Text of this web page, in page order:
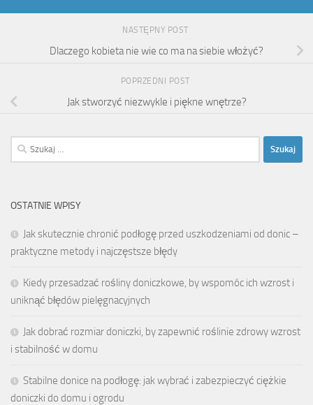
NASTĘPNY POST
Dlaczego kobieta nie wie co ma na siebie włożyć?
POPRZEDNI POST
Jak stworzyć niezwykle i piękne wnętrze?
Szukaj:
OSTATNIE WPISY
Jak skutecznie chronić podłogę przed uszkodzeniami od donic –
praktyczne metody i najczęstsze błędy
Kiedy przesadzać rośliny doniczkowe, by wspomóc ich wzrost i
uniknąć błędów pielęgnacyjnych
Jak dobrać rozmiar doniczki, by zapewnić roślinie zdrowy wzrost
i stabilność w domu
Stabilne donice na podłogę: jak wybrać i zabezpieczyć ciężkie
doniczki do domu i ogrodu